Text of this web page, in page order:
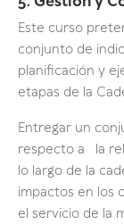
Este curso
conjunto de
planificación y
etapas de la
Entregar un
respecto a la
lo largo de la
impactos en los
el servicio de la